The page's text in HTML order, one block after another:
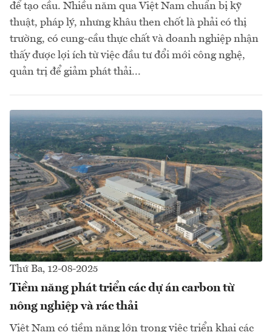
để tạo cầu. Nhiều năm qua Việt Nam chuẩn bị kỹ
thuật, pháp lý, nhưng khâu then chốt là phải có thị
trường, có cung-cầu thực chất và doanh nghiệp nhận
thấy được lợi ích từ việc đầu tư đổi mới công nghệ,
quản trị để giảm phát thải...
Thứ Ba, 12-08-2025
Tiềm năng phát triển các dự án carbon từ
nông nghiệp và rác thải
Việt Nam có tiềm năng lớn trong việc triển khai các